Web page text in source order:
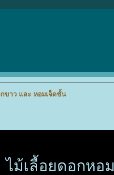
ขาว และ หอมเจ็ดชั้น
ไม้เลื้อยดอกหอม